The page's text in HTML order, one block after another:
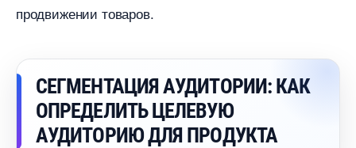
продвижении товаров.
СЕГМЕНТАЦИЯ АУДИТОРИИ: КАК
ОПРЕДЕЛИТЬ ЦЕЛЕВУЮ
АУДИТОРИЮ ДЛЯ ПРОДУКТА